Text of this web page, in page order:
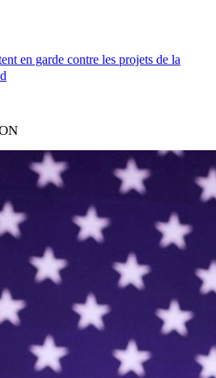
en garde contre les projets de la